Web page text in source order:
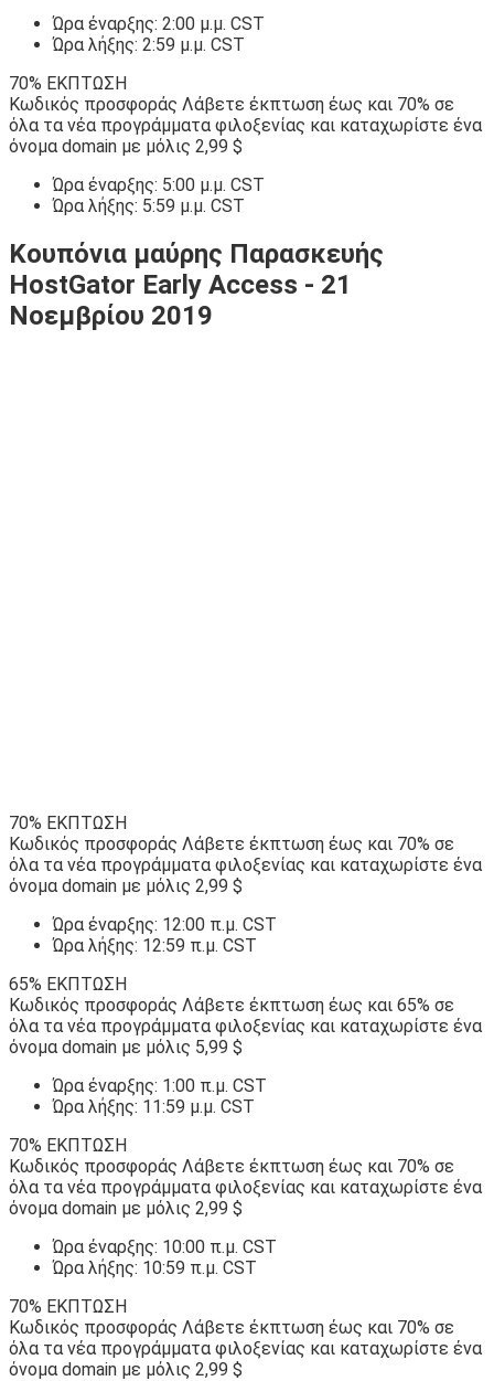
Ώρα έναρξης: 2:00 μ.μ. CST
Ώρα λήξης: 2:59 μ.μ. CST
70% ΕΚΠΤΩΣΗ
Κωδικός προσφοράς Λάβετε έκπτωση έως και 70% σε
όλα τα νέα προγράμματα φιλοξενίας και καταχωρίστε ένα
όνομα domain με μόλις 2,99 $
Ώρα έναρξης: 5:00 μ.μ. CST
Ώρα λήξης: 5:59 μ.μ. CST
Κουπόνια μαύρης Παρασκευής
HostGator Early Access - 21
Νοεμβρίου 2019
70% ΕΚΠΤΩΣΗ
Κωδικός προσφοράς Λάβετε έκπτωση έως και 70% σε
όλα τα νέα προγράμματα φιλοξενίας και καταχωρίστε ένα
όνομα domain με μόλις 2,99 $
Ώρα έναρξης: 12:00 π.μ. CST
Ώρα λήξης: 12:59 π.μ. CST
65% ΕΚΠΤΩΣΗ
Κωδικός προσφοράς Λάβετε έκπτωση έως και 65% σε
όλα τα νέα προγράμματα φιλοξενίας και καταχωρίστε ένα
όνομα domain με μόλις 5,99 $
Ώρα έναρξης: 1:00 π.μ. CST
Ώρα λήξης: 11:59 μ.μ. CST
70% ΕΚΠΤΩΣΗ
Κωδικός προσφοράς Λάβετε έκπτωση έως και 70% σε
όλα τα νέα προγράμματα φιλοξενίας και καταχωρίστε ένα
όνομα domain με μόλις 2,99 $
Ώρα έναρξης: 10:00 π.μ. CST
Ώρα λήξης: 10:59 π.μ. CST
70% ΕΚΠΤΩΣΗ
Κωδικός προσφοράς Λάβετε έκπτωση έως και 70% σε
όλα τα νέα προγράμματα φιλοξενίας και καταχωρίστε ένα
όνομα domain με μόλις 2,99 $